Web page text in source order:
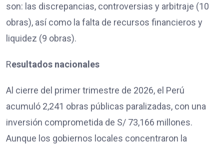
son: las discrepancias, controversias y arbitraje (10
obras), así como la falta de recursos financieros y
liquidez (9 obras).
Resultados nacionales
Al cierre del primer trimestre de 2026, el Perú
acumuló 2,241 obras públicas paralizadas, con una
inversión comprometida de S/ 73,166 millones.
Aunque los gobiernos locales concentraron la